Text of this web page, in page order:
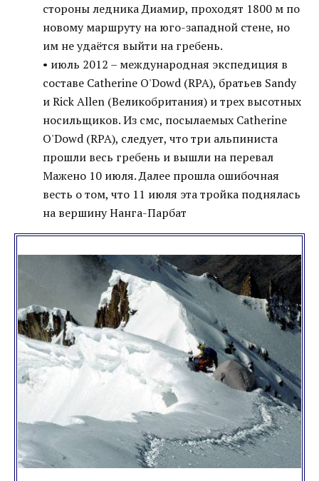
стороны ледника Диамир, проходят 1800 м по
новому маршруту на юго-западной стене, но
им не удаётся выйти на гребень.
• июль 2012 – международная экспедиция в
составе Catherine O'Dowd (RPA), братьев Sandy
и Rick Allen (Великобритания) и трех высотных
носильщиков. Из смс, посылаемых Catherine
O'Dowd (RPA), следует, что три альпиниста
прошли весь гребень и вышли на перевал
Мажено 10 июля. Далее прошла ошибочная
весть о том, что 11 июля эта тройка поднялась
на вершину Нанга-Парбат